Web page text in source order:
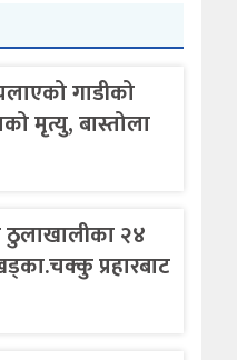
गाडीको
मृत्यु, बास्तोला
२४
प्रहारबाट